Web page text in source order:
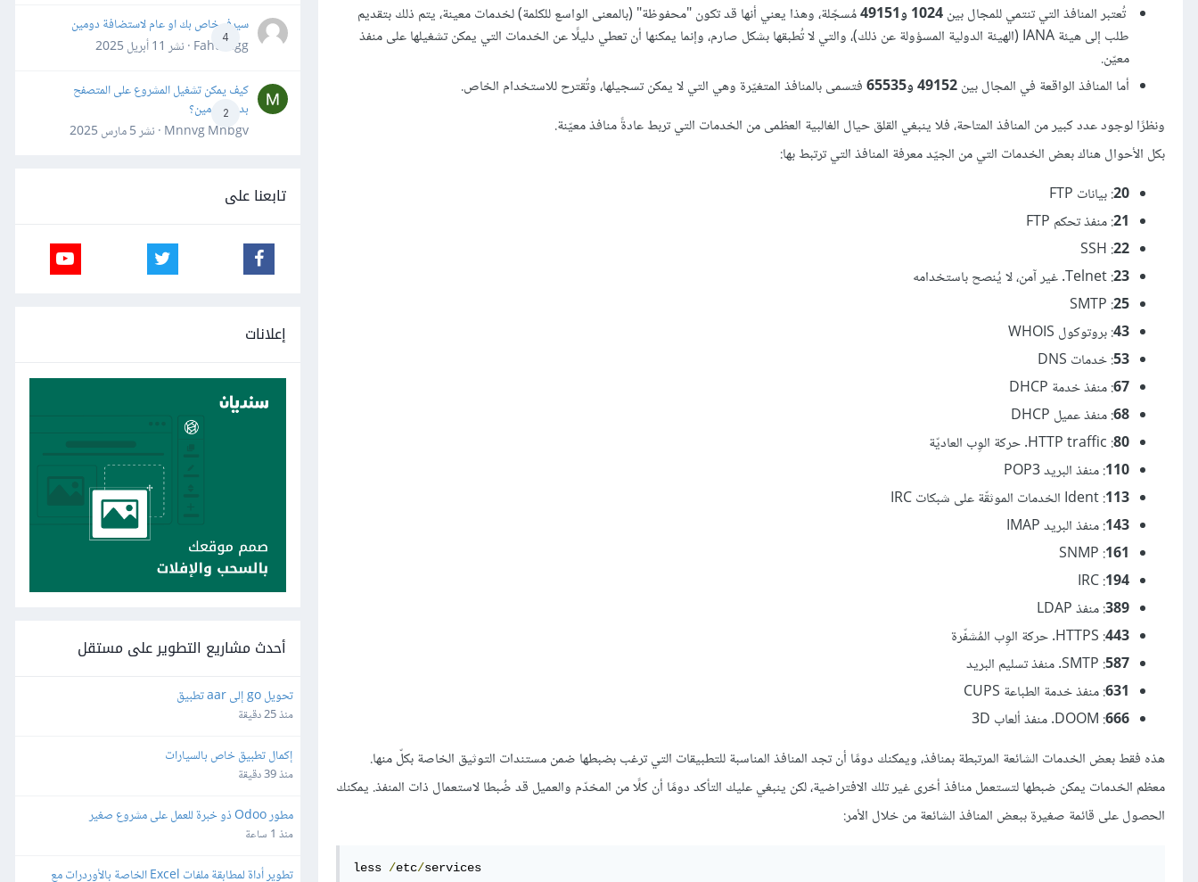
تُعتبر المنافذ التي تنتمي للمجال بين1024 و49151
مُسجّلة، وهذا يعني أنها قد تكون "محفوظة" (بالمعنى الواسع للكلمة) لخدمات معينة، يتم ذلك بتقديم
طلب إلى هيئة IANA (الهيئة الدولية المسؤولة عن ذلك)، والتي لا تُطبقها بشكل صارم، وإنما يمكنها أن تعطي دليلًا عن الخدمات التي يمكن تشغيلها على منفذ
معيّن.
أما المنافذ الواقعة في المجال بين49152و65535
فتسمى بالمنافذ المتغيّرة وهي التي لا يمكن تسجيلها، وتُقترح للاستخدام الخاص.
ونظرًا لوجود عدد كبير من المنافذ المتاحة، فلا ينبغي القلق حيال الغالبية العظمى من الخدمات التي تربط عادةً منافذ معيّنة.
بكل الأحوال هناك بعض الخدمات التي من الجيّد معرفة المنافذ التي ترتبط بها:
20: بيانات FTP
21: منفذ تحكم FTP
22
: SSH
23: Telnet. غير آمن، لا يُنصح باستخدامه
25
: SMTP
43: بروتوكول WHOIS
53: خدمات DNS
67: منفذ خدمة DHCP
68: منفذ عميل DHCP
80: HTTP traffic. حركة الوِب العاديّة
110: منفذ البريد POP3
113: Ident الخدمات الموثقّة على شبكات IRC
143: منفذ البريد IMAP
161
: SNMP
194
: IRC
389: منفذ LDAP
443: HTTPS. حركة الوِب المُشفّرة
587: SMTP. منفذ تسليم البريد
631: منفذ خدمة الطباعة CUPS
666: DOOM. منفذ ألعاب 3D
هذه فقط بعض الخدمات الشائعة المرتبطة بمنافذ، ويمكنك دومًا أن تجد المنافذ المناسبة للتطبيقات التي ترغب بضبطها ضمن مستندات التوثيق الخاصة بكلّ منها.
معظم الخدمات يمكن ضبطها لتستعمل منافذ أخرى غير تلك الافتراضية، لكن ينبغي عليك التأكد دومًا أن كلًا من المخدّم والعميل قد ضُبطا لاستعمال ذات المنفذ. يمكنك
الحصول على قائمة صغيرة ببعض المنافذ الشائعة من خلال الأمر:
less /etc/services
4
سيرفر خاص بك او عام لاستضافة دومين
Fahd Ggg · نشر
11 أبريل 2025
2
كيف يمكن تشغيل المشروع على المتصفح
بدون دومين؟
Mnnvg Mnbgv · نشر
5 مارس 2025
تابعنا على
إعلانات
أحدث مشاريع التطوير على مستقل
تحويل go إلى aar تطبيق
منذ 25 دقيقة
إكمال تطبيق خاص بالسيارات
منذ 39 دقيقة
مطور Odoo ذو خبرة للعمل على مشروع صغير
منذ 1 ساعة